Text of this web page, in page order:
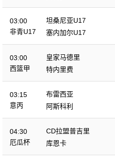
03:00
非青U17
坦桑尼亚U17
塞内加尔U17
03:00
西篮甲
皇家马德里
特内里费
03:15
意丙
布雷西亚
阿斯科利
04:30
厄瓜杯
CD拉盟普吉里
库恩卡